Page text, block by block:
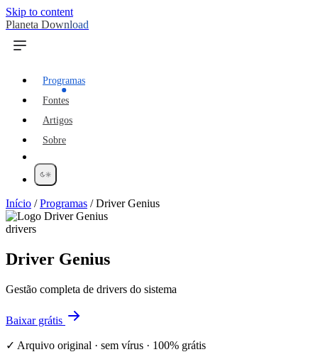
Skip to content
Planeta Download
Programas
Fontes
Artigos
Sobre
Início /Programas /Driver Genius
drivers
Driver Genius
Gestão completa de drivers do sistema
Baixar grátis
✓ Arquivo original · sem vírus · 100% grátis